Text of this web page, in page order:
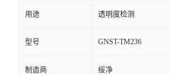
用途 透明度检测
型号 GNST-TM236
制造商 绥净